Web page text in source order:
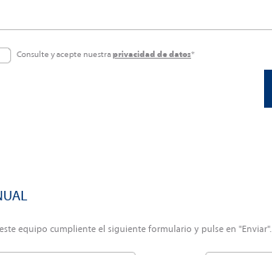
Consulte y acepte nuestraprivacidad de datos*
equipo cumpliente el siguiente formulario y pulse en "Enviar".